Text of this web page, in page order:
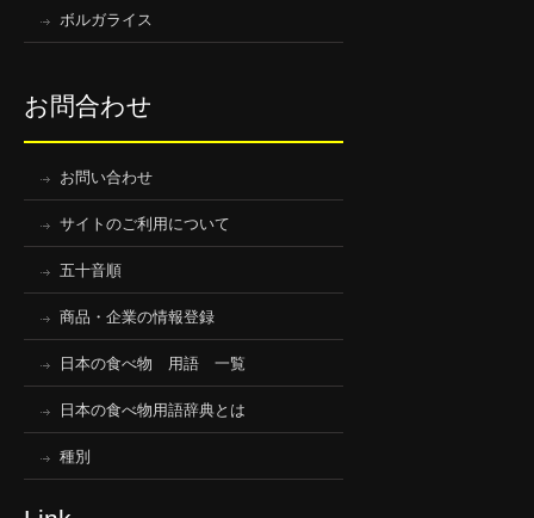
ボルガライス
お問合わせ
お問い合わせ
サイトのご利用について
五十音順
商品・企業の情報登録
日本の食べ物 用語 一覧
日本の食べ物用語辞典とは
種別